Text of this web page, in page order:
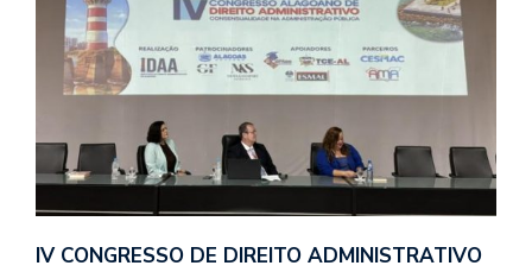
IV CONGRESSO DE DIREITO ADMINISTRATIVO